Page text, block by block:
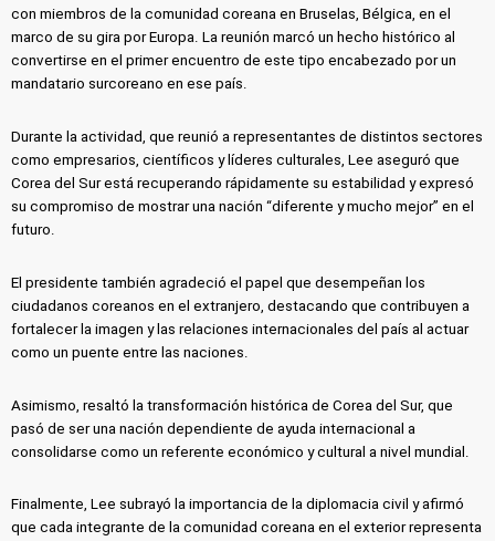
con miembros de la comunidad coreana en Bruselas, Bélgica, en el
marco de su gira por Europa. La reunión marcó un hecho histórico al
convertirse en el primer encuentro de este tipo encabezado por un
mandatario surcoreano en ese país.
Durante la actividad, que reunió a representantes de distintos sectores
como empresarios, científicos y líderes culturales, Lee aseguró que
Corea del Sur está recuperando rápidamente su estabilidad y expresó
su compromiso de mostrar una nación “diferente y mucho mejor” en el
futuro.
El presidente también agradeció el papel que desempeñan los
ciudadanos coreanos en el extranjero, destacando que contribuyen a
fortalecer la imagen y las relaciones internacionales del país al actuar
como un puente entre las naciones.
Asimismo, resaltó la transformación histórica de Corea del Sur, que
pasó de ser una nación dependiente de ayuda internacional a
consolidarse como un referente económico y cultural a nivel mundial.
Finalmente, Lee subrayó la importancia de la diplomacia civil y afirmó
que cada integrante de la comunidad coreana en el exterior representa